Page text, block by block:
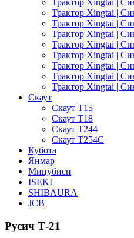
Трактор Xingtai |
Трактор Xingtai |
Трактор Xingtai |
Трактор Xingtai |
Трактор Xingtai |
Трактор Xingtai |
Трактор Xingtai |
Трактор Xingtai |
Трактор Xingtai |
Скаут
Скаут Т15
Скаут Т18
Скаут Т244
Скаут Т254С
Кубота
Янмар
Мицубиси
ISEKI
SHIBAURA
JCB
Русич Т-21